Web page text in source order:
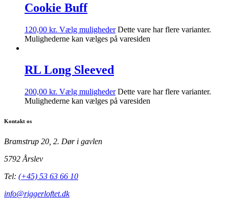
Cookie Buff
120,00 kr. Vælg muligheder Dette vare har flere varianter.
Mulighederne kan vælges på varesiden
RL Long Sleeved
200,00 kr. Vælg muligheder Dette vare har flere varianter.
Mulighederne kan vælges på varesiden
Kontakt os
Bramstrup 20, 2. Dør i gavlen
5792 Årslev
Tel: (+45) 53 63 66 10
info@riggerloftet.dk